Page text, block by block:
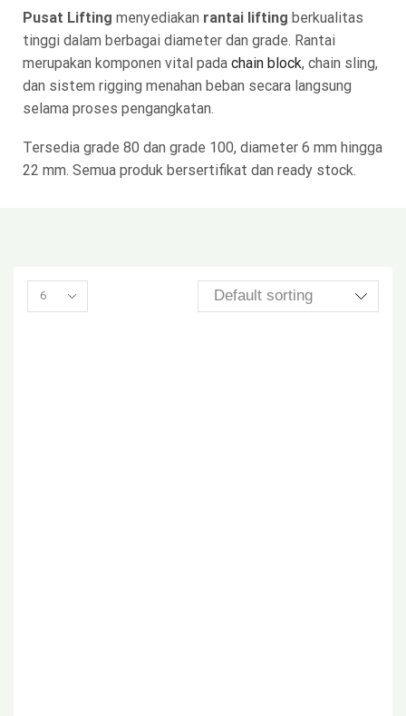
Pusat Lifting menyediakan rantai lifting berkualitas
tinggi dalam berbagai diameter dan grade. Rantai
merupakan komponen vital pada chain block, chain sling,
dan sistem rigging menahan beban secara langsung
selama proses pengangkatan.
Tersedia grade 80 dan grade 100, diameter 6 mm hingga
22 mm. Semua produk bersertifikat dan ready stock.